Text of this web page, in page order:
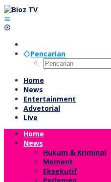
Lewati
ke
konten
Pencarian
Home
News
Entertainment
Advetorial
Live
Home
News
Hukum & Kriminal
Moment
Eksekutif